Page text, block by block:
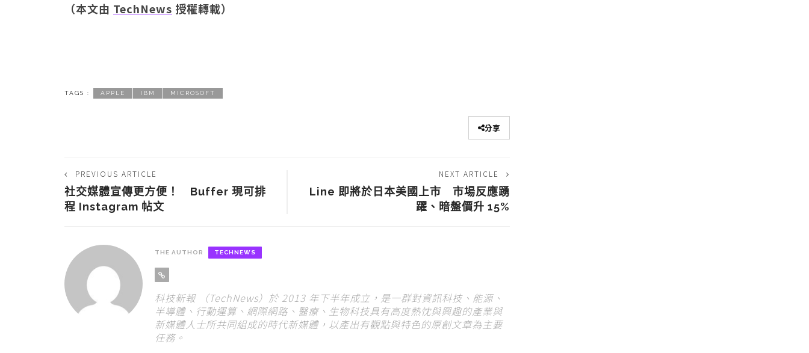
（本文由 TechNews 授權轉載）
TAGS : APPLE IBM MICROSOFT
分享
PREVIOUS ARTICLE
社交媒體宣傳更方便！ Buffer 現可排
程 Instagram 帖文
NEXT ARTICLE
Line 即將於日本美國上市 市場反應踴
躍、暗盤價升 15%
THE AUTHOR TECHNEWS
科技新報 （TechNews）於 2013 年下半年成立，是一群對資訊科技、能源、
半導體、行動運算、網際網路、醫療、生物科技具有高度熱忱與興趣的產業與
新媒體人士所共同組成的時代新媒體，以產出有觀點與特色的原創文章為主要
任務。